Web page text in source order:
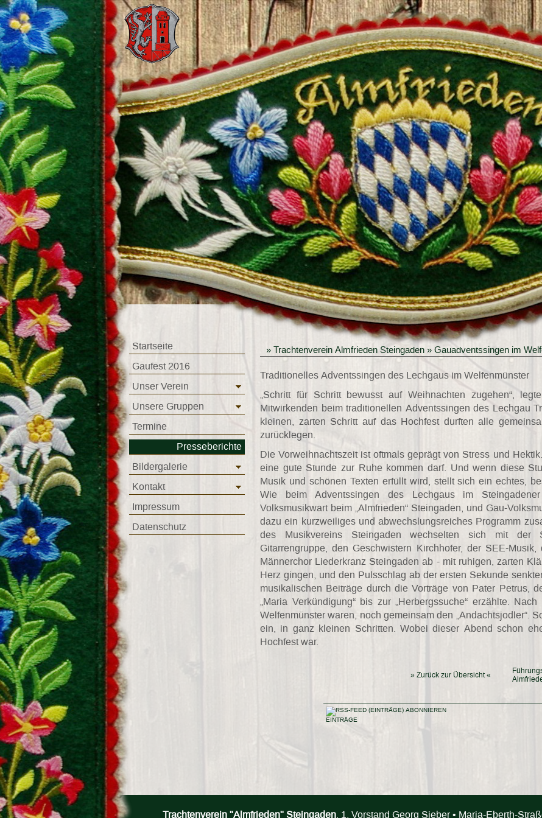
Trachtenverein "Almfrieden" Steingaden, 1. Vorstand Georg Sieber • Maria-Eberth-
Startseite
Gaufest 2016
Unser Verein
Unsere Gruppen
Termine
Presseberichte
Bildergalerie
Kontakt
Impressum
Datenschutz
» Trachtenverein Almfrieden Steingaden » Gauadventssingen im
Traditionelles Adventssingen des Lechgaus im Welfenmünster
„Schritt für Schritt bewusst auf Weihnachten zugehen“,
Mitwirkenden beim traditionellen Adventssingen des Lechgau
kleinen, zarten Schritt auf das Hochfest durften alle
zurücklegen.
Die Vorweihnachtszeit ist oftmals geprägt von Stress und
eine gute Stunde zur Ruhe kommen darf. Und wenn diese
Musik und schönen Texten erfüllt wird, stellt sich ein echtes,
Wie beim Adventssingen des Lechgaus im
Volksmusikwart beim „Almfrieden“ Steingaden, und Gau-
dazu ein kurzweiliges und abwechslungsreiches Programm
des Musikvereins Steingaden wechselten sich mit der
Gitarrengruppe, den Geschwistern Kirchhofer, der SEE-
Männerchor Liederkranz Steingaden ab - mit ruhigen, zarten
Herz gingen, und den Pulsschlag ab der ersten Sekunde
musikalischen Beiträge durch die Vorträge von Pater Petrus,
„Maria Verkündigung“ bis zur „Herbergssuche“ erzählte.
Welfenmünster waren, noch gemeinsam den „Andachtsjodler“.
ein, in ganz kleinen Schritten. Wobei dieser Abend schon
Hochfest war.
» Zurück zur Übersicht «
EINTRÄGE